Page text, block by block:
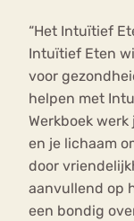
“Het Intuïtief
Intuïtief Eten
voor
helpen met
Werkboek
en je lichaam
door
aanvullend op
een bondig